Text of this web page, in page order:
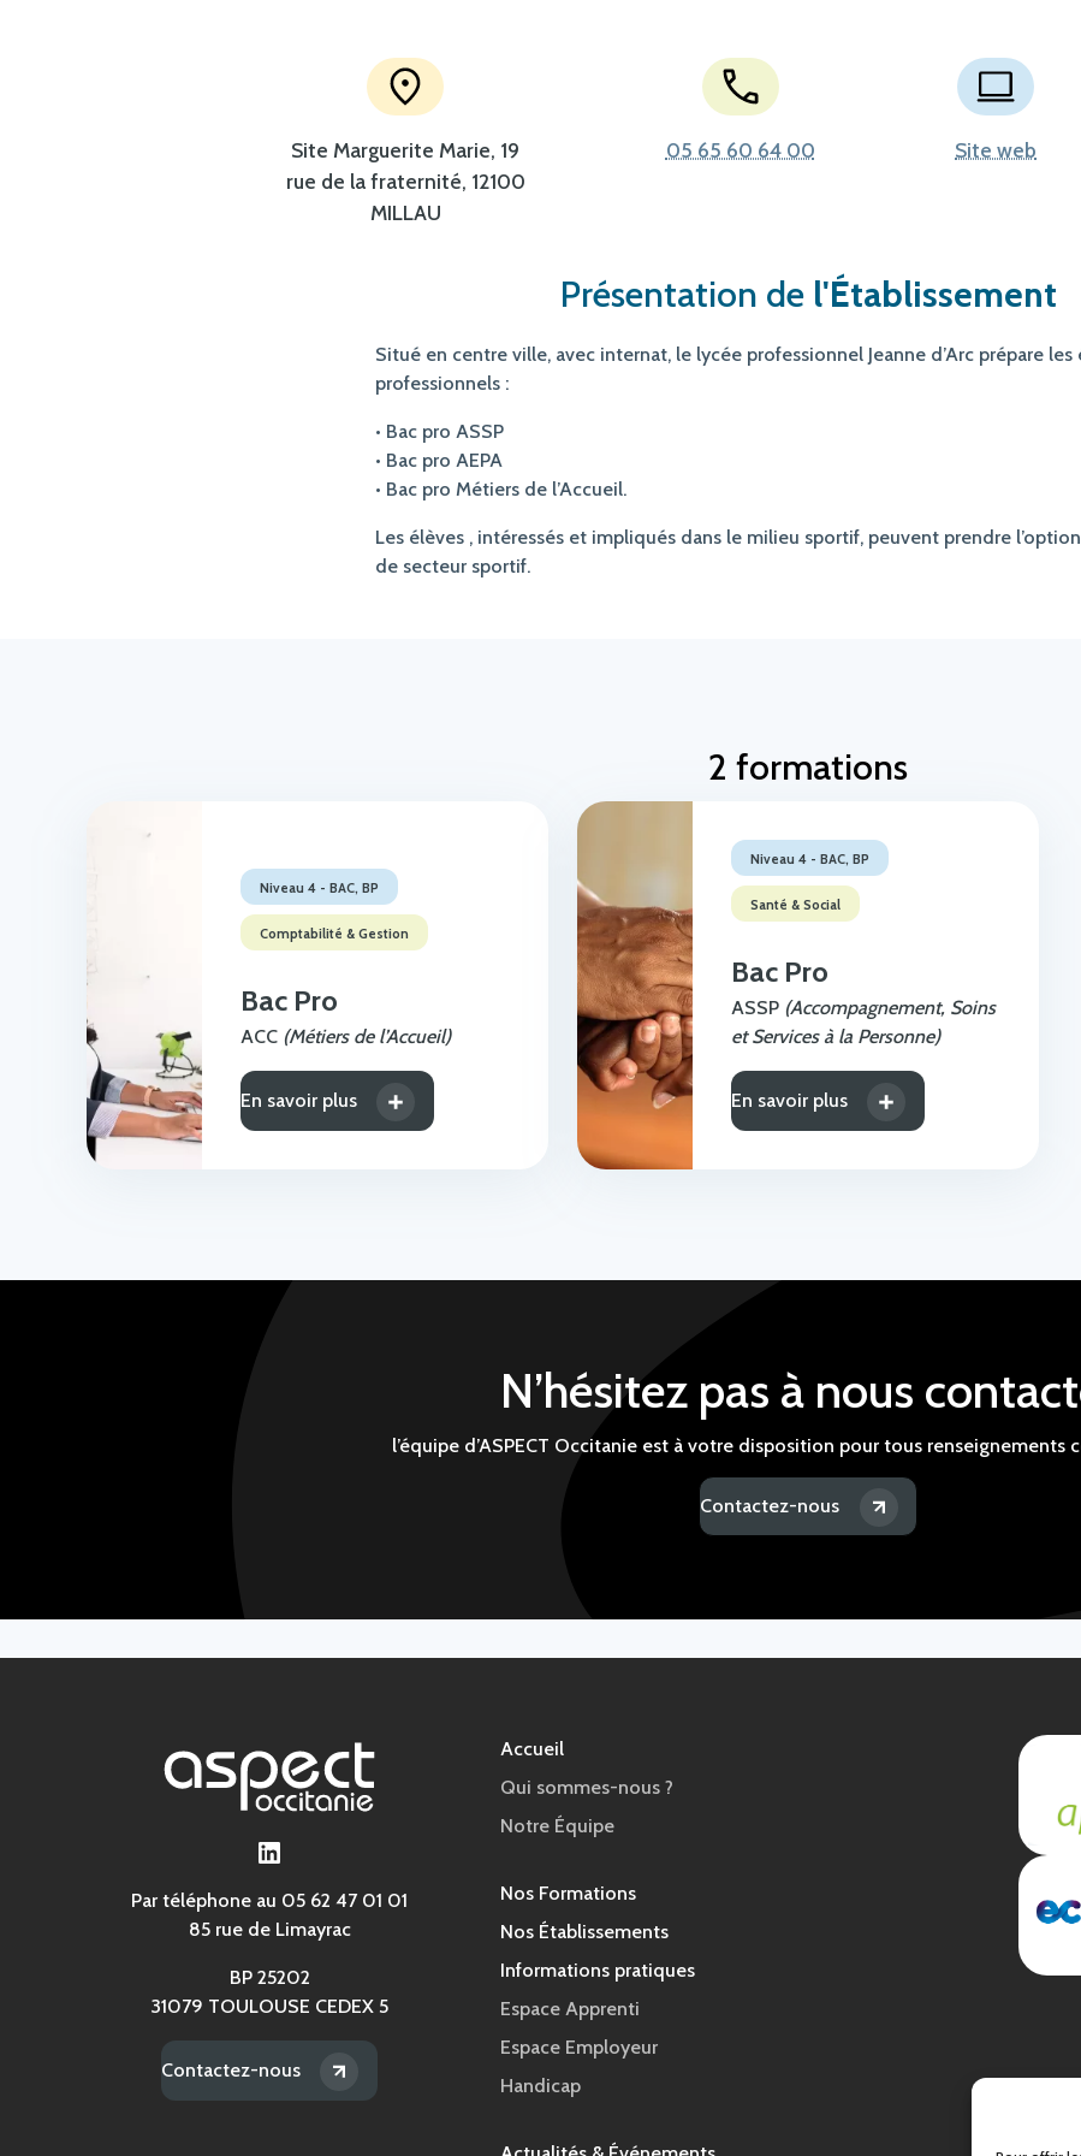
Site Marguerite Marie, 19
rue de la fraternité, 12100
MILLAU
05 65 60 64 00 Site web
Présentation del'Établissement
Situé en centre ville, avec internat, le lycée professionnel Jeanne d’Arc prépare les
professionnels :
• Bac pro ASSP
• Bac pro AEPA
• Bac pro Métiers de l’Accueil.
Les élèves , intéressés et impliqués dans le milieu sportif, peuvent prendre
de secteur sportif.
2 formations
ACC (Métiers de l’Accueil)
Bac Pro
Niveau 4 - BAC, BP
Comptabilité & Gestion
En savoir plus
ASSP (Accompagnement, Soins
et Services à la Personne)
Bac Pro
Niveau 4 - BAC, BP
Santé & Social
En savoir plus
N’hésitez pas à nous
l’équipe d’ASPECT Occitanie est à votre disposition pour tous renseignements
Contactez-nous
LinkedIn
Par téléphone au 05 62 47 01 01
85 rue de Limayrac
BP 25202
31079 TOULOUSE CEDEX 5
Contactez-nous
Accueil
Qui sommes-nous ?
Notre Équipe
Nos Formations
Nos Établissements
Informations pratiques
Espace Apprenti
Espace Employeur
Handicap